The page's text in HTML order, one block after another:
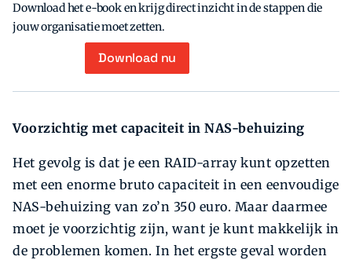
Download het e-book en krijg direct inzicht in de stappen die
jouw organisatie moet zetten.
Download nu
Voorzichtig met capaciteit in NAS-behuizing
Het gevolg is dat je een RAID-­array kunt opzetten
met een enorme bruto capaciteit in een eenvoudige
NAS-behuizing van zo’n 350 euro. Maar daarmee
moet je voorzichtig zijn, want je kunt makkelijk in
de problemen komen. In het ergste geval worden